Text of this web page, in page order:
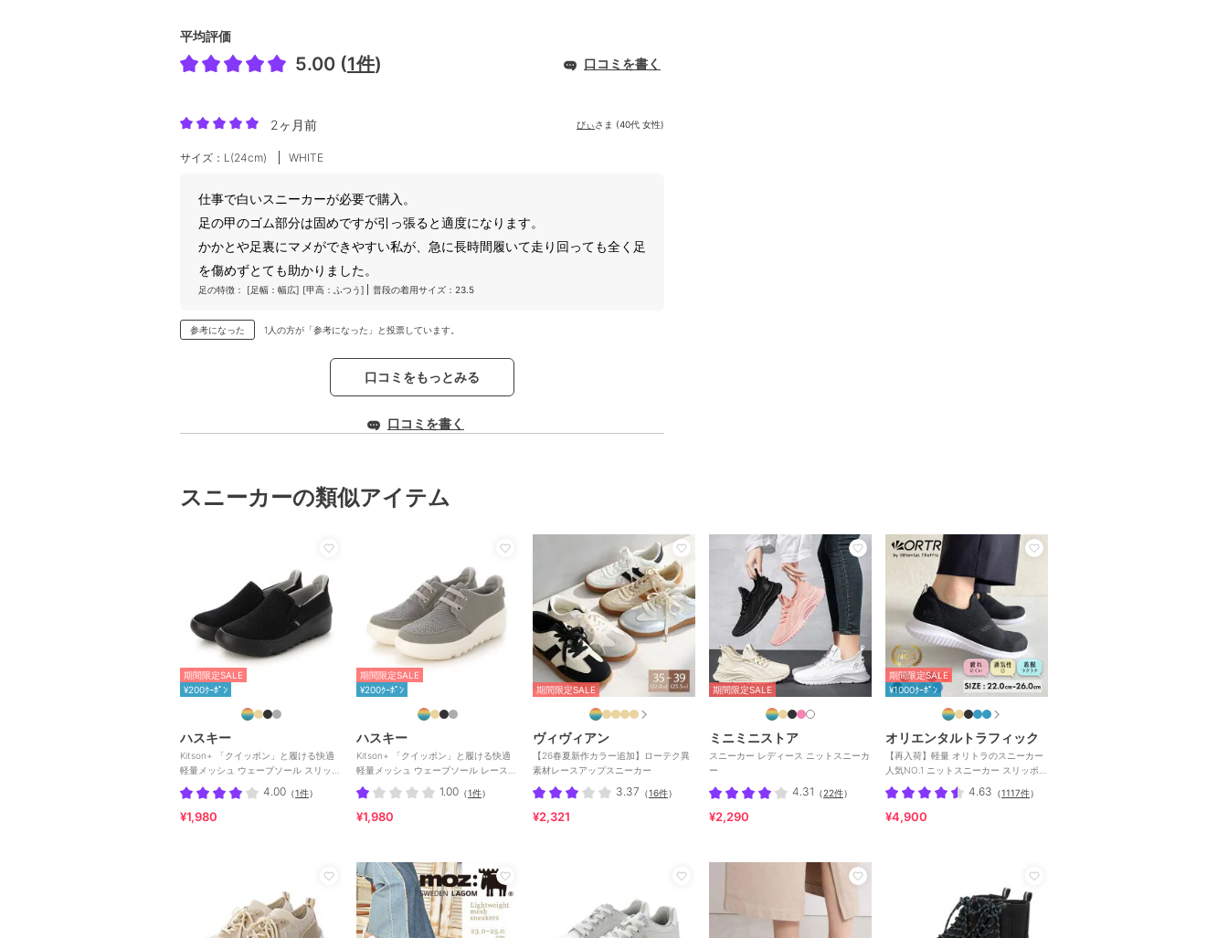
平均評価
5.00 (1件) 口コミを書く
2ヶ月前 びぃさま (40代 女性)
サイズ：L(24cm) WHITE
仕事で白いスニーカーが必要で購入。
足の甲のゴム部分は固めですが引っ張ると適度になります。
かかとや足裏にマメができやすい私が、急に長時間履いて走り回っても全く足
を傷めずとても助かりました。
足の特徴： [足幅：幅広] [甲高：ふつう] 普段の着用サイズ：23.5
参考になった 1人の方が「参考になった」と投票しています。
口コミをもっとみる
口コミを書く
スニーカーの類似アイテム
期間限定SALE
¥200ｸｰﾎﾟﾝ
ハスキー
Kitson+ 「クイッポン」と履ける快適
軽量メッシュ ウェーブソール スリッポ
ン スニーカー
4.00 （1件）
¥1,980
期間限定SALE
¥200ｸｰﾎﾟﾝ
ハスキー
Kitson+ 「クイッポン」と履ける快適
軽量メッシュ ウェーブソール レースア
ップスニーカー
1.00 （1件）
¥1,980
期間限定SALE
ヴィヴィアン
【26春夏新作カラー追加】ローテク異
素材レースアップスニーカー
3.37 （16件）
¥2,321
期間限定SALE
ミニミニストア
スニーカー レディース ニットスニーカ
ー
4.31 （22件）
¥2,290
期間限定SALE
¥1000ｸｰﾎﾟﾝ
オリエンタルトラフィック
【再入荷】軽量 オリトラのスニーカー
人気NO.1 ニットスニーカー スリッポン
/3709
4.63 （1117件）
¥4,900